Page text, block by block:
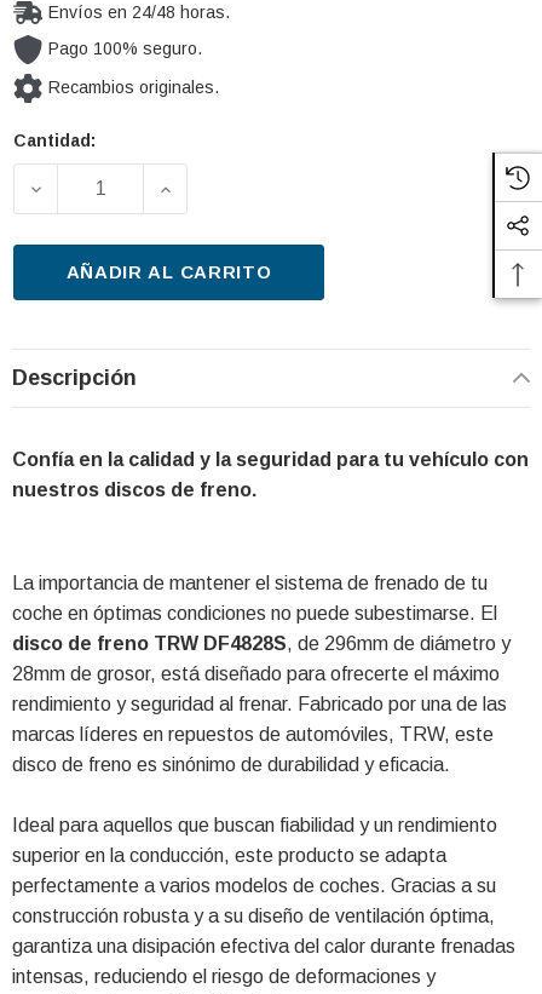
Envíos en 24/48 horas.
Pago 100% seguro.
Recambios originales.
Cantidad
Cantidad:
DISMINUIR LA CANTIDAD DE DISCO DE FRENO TRW
AUMENTAR LA CANTIDAD DE DISCO
AÑADIR AL CARRITO
Descripción
Confía en la calidad y la seguridad para tu vehículo con
nuestros discos de freno.
La importancia de mantener el sistema de frenado de tu
coche en óptimas condiciones no puede subestimarse. El
disco de freno TRW DF4828S, de 296mm de diámetro y
28mm de grosor, está diseñado para ofrecerte el máximo
rendimiento y seguridad al frenar. Fabricado por una de las
marcas líderes en repuestos de automóviles, TRW, este
disco de freno es sinónimo de durabilidad y eficacia.
Ideal para aquellos que buscan fiabilidad y un rendimiento
superior en la conducción, este producto se adapta
perfectamente a varios modelos de coches. Gracias a su
construcción robusta y a su diseño de ventilación óptima,
garantiza una disipación efectiva del calor durante frenadas
intensas, reduciendo el riesgo de deformaciones y